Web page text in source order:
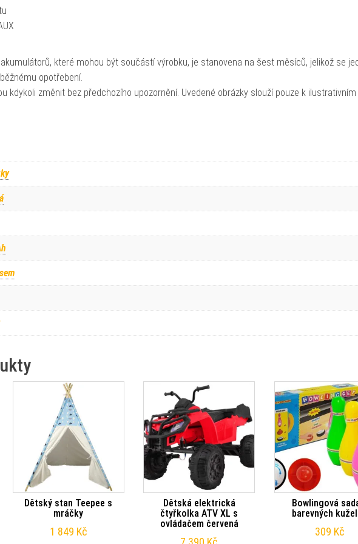
které mohou být součástí výrobku, je stanovena na šest měsíců, jelikož se
opotřebení.
kdykoli změnit bez předchozího upozornění. Uvedené obrázky slouží pouze k ilustrativním
Dětský stan Teepee s
mráčky
1 849 Kč
Dětská elektrická
čtyřkolka ATV XL s
ovládačem červená
Bowlingová
barevných
309 Kč